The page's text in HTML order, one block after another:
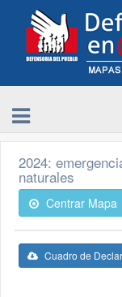
2024:
naturales
Centrar Mapa
Cuadro de